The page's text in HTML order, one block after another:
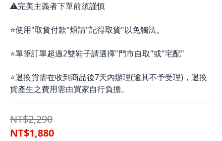
⚠️完美主義者下單前須謹慎
⭐使用"取貨付款"煩請"記得取貨"以免觸法。
⭐單筆訂單超過2雙鞋子請選擇"門市自取"或"宅配"
⭐退換貨需在收到商品後7天內辦理(逾其不予受理)，退換
貨產生之費用需由買家自行負擔。
NT$2,290
NT$1,880